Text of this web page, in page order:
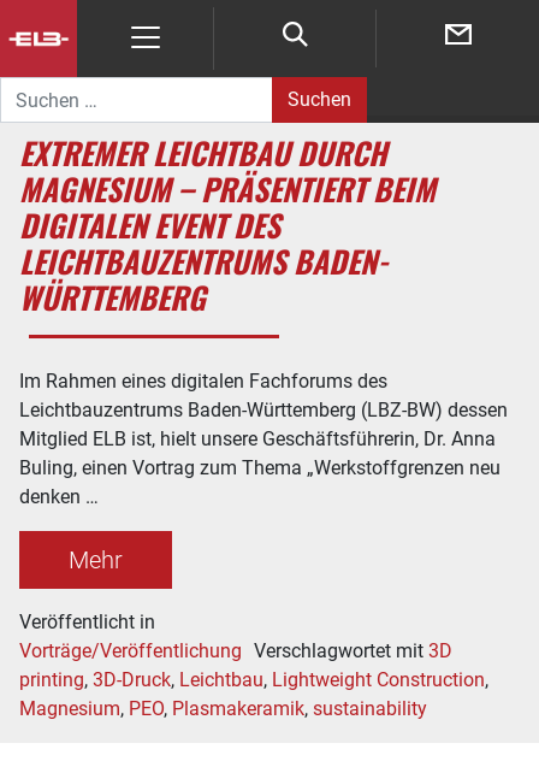
Suche nach:
EXTREMER LEICHTBAU DURCH
MAGNESIUM – PRÄSENTIERT BEIM
DIGITALEN EVENT DES
LEICHTBAUZENTRUMS BADEN-
WÜRTTEMBERG
Im Rahmen eines digitalen Fachforums des
Leichtbauzentrums Baden-Württemberg (LBZ-BW) dessen
Mitglied ELB ist, hielt unsere Geschäftsführerin, Dr. Anna
Buling, einen Vortrag zum Thema „Werkstoffgrenzen neu
denken …
Mehr
Veröffentlicht in
Vorträge/Veröffentlichung Verschlagwortet mit 3D
printing, 3D-Druck, Leichtbau, Lightweight Construction,
Magnesium, PEO, Plasmakeramik, sustainability